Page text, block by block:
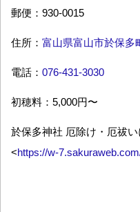
郵便：930-0015
住所： 富山県富山市於保多
電話： 076-431-3030
初穂料：5,000円〜
於保多神社 厄除け・厄祓
<https://w-